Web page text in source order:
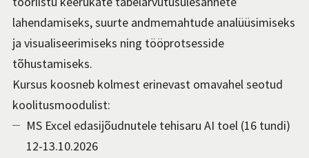
lahendamiseks, suurte andmemahtude analüüsimiseks
ja visualiseerimiseks ning tööprotsesside
tõhustamiseks.
Kursus koosneb kolmest erinevast omavahel seotud
koolitusmoodulist:
MS Excel edasijõudnutele tehisaru AI toel (16 tundi)
12-13.10.2026